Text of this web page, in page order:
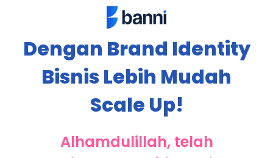
Dengan Brand Identity
Bisnis Lebih Mudah
Scale Up!
Alhamdulillah, telah